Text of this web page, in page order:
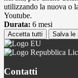
utilizzando la nuova o
Youtube.
Durata: 6 mesi
Accetta tutti Salva le
Contatti